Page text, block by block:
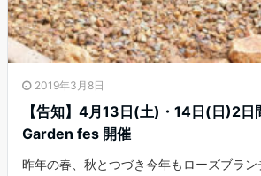
2019年3月8日
【告知】4月13日(土)・14日(日)2
Garden fes 開催
昨年の春、秋とつづき今年もローズブラ